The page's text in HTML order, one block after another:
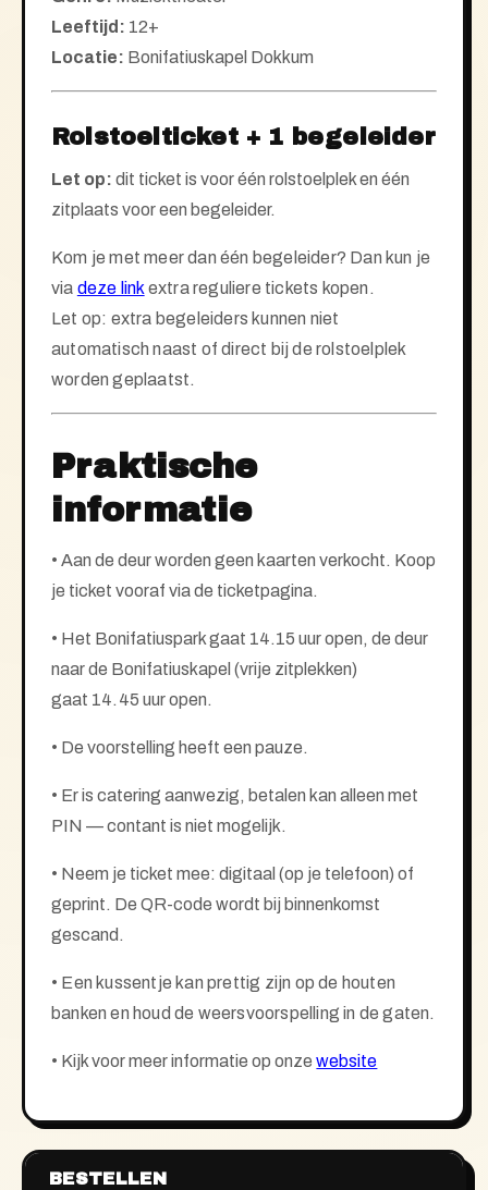
Leeftijd: 12+
Locatie: Bonifatiuskapel Dokkum
Rolstoelticket + 1 begeleider
Let op: dit ticket is voor één rolstoelplek en één
zitplaats voor een begeleider.
Kom je met meer dan één begeleider? Dan kun je
via deze link extra reguliere tickets kopen.
Let op: extra begeleiders kunnen niet
automatisch naast of direct bij de rolstoelplek
worden geplaatst.
Praktische
informatie
• Aan de deur worden geen kaarten verkocht. Koop
je ticket vooraf via de ticketpagina.
• Het Bonifatiuspark gaat 14.15 uur open, de deur
naar de Bonifatiuskapel (vrije zitplekken)
gaat 14.45 uur open.
• De voorstelling heeft een pauze.
• Er is catering aanwezig, betalen kan alleen met
PIN — contant is niet mogelijk.
• Neem je ticket mee: digitaal (op je telefoon) of
geprint. De QR-code wordt bij binnenkomst
gescand.
• Een kussentje kan prettig zijn op de houten
banken en houd de weersvoorspelling in de gaten.
• Kijk voor meer informatie op onzewebsite
BESTELLEN